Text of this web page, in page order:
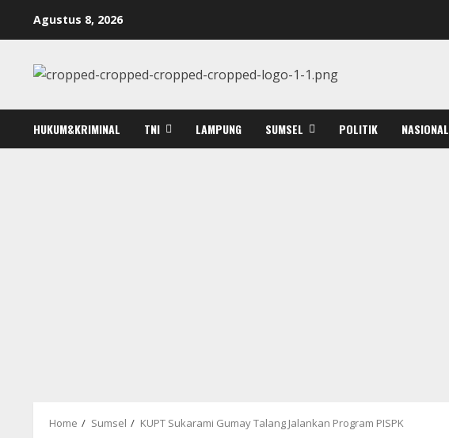
Agustus 8, 2026
HUKUM&KRIMINAL TNI LAMPUNG SUMSEL POLITIK NASIONAL
Home Sumsel KUPT Sukarami Gumay Talang Jalankan Program PISPK